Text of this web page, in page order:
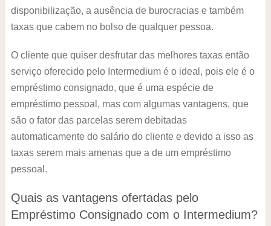
disponibilização, a ausência de burocracias e também
taxas que cabem no bolso de qualquer pessoa.
O cliente que quiser desfrutar das melhores taxas então
serviço oferecido pelo Intermedium é o ideal, pois ele é o
empréstimo consignado, que é uma espécie de
empréstimo pessoal, mas com algumas vantagens, que
são o fator das parcelas serem debitadas
automaticamente do salário do cliente e devido a isso as
taxas serem mais amenas que a de um empréstimo
pessoal.
Quais as vantagens ofertadas pelo
Empréstimo Consignado com o Intermedium?